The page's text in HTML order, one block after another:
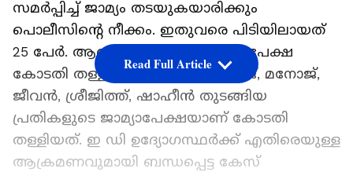
സമർപ്പിച്ച് ജാമ്യം തടയുകയാരിക്കും
പൊലീസിന്റെ നീക്കം. ഇതുവരെ പിടിയിലായത്
25 പേർ. ആദ്യ 5 പ്രതികളുടെ ജാമ്യപേക്ഷ
കോടതി തള്ളിയിരുന്നു. നിധിൻ രാജ്, മനോജ്,
ജീവൻ, ശ്രീജിത്ത്, ഷാഹീൻ തുടങ്ങിയ
പ്രതികളുടെ ജാമ്യാപേക്ഷയാണ് കോടതി
തള്ളിയത്. ഇ ഡി ഉദ്യോഗസ്ഥർക്ക് എതിരെയുള്ള
ആക്രമണവുമായി ബന്ധപ്പെട്ട കേസ്
Read Full Article